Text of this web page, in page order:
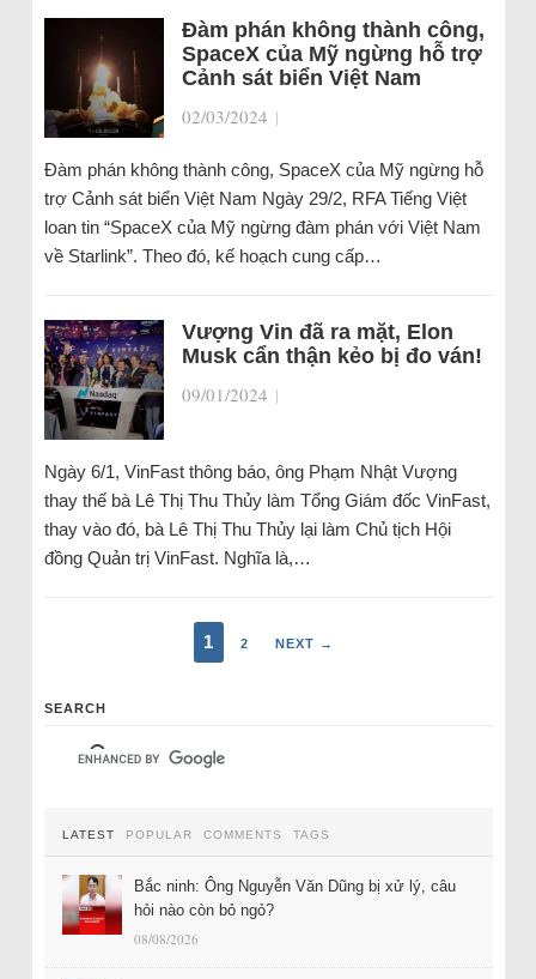
Đàm phán không thành công,
SpaceX của Mỹ ngừng hỗ trợ
Cảnh sát biển Việt Nam
02/03/2024 |
Đàm phán không thành công, SpaceX của Mỹ ngừng hỗ
trợ Cảnh sát biển Việt Nam Ngày 29/2, RFA Tiếng Việt
loan tin “SpaceX của Mỹ ngừng đàm phán với Việt Nam
về Starlink”. Theo đó, kế hoạch cung cấp…
Vượng Vin đã ra mặt, Elon
Musk cẩn thận kẻo bị đo ván!
09/01/2024 |
Ngày 6/1, VinFast thông báo, ông Phạm Nhật Vượng
thay thế bà Lê Thị Thu Thủy làm Tổng Giám đốc VinFast,
thay vào đó, bà Lê Thị Thu Thủy lại làm Chủ tịch Hội
đồng Quản trị VinFast. Nghĩa là,…
1 2 NEXT →
SEARCH
LATEST POPULAR COMMENTS TAGS
Bắc ninh: Ông Nguyễn Văn Dũng bị xử lý, câu
hỏi nào còn bỏ ngỏ?
08/08/2026